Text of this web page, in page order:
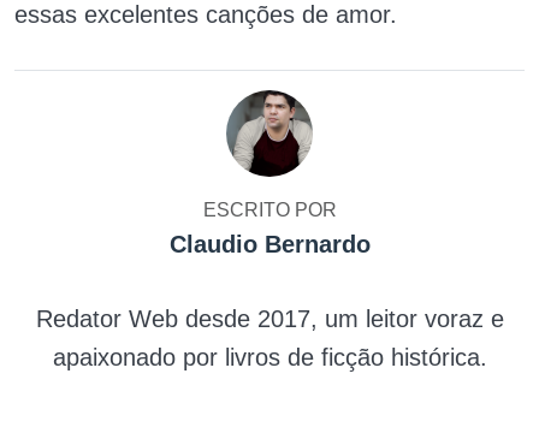
essas excelentes canções de amor.
ESCRITO POR
Claudio Bernardo
Redator Web desde 2017, um leitor voraz e
apaixonado por livros de ficção histórica.